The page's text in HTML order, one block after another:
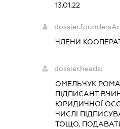
13.01.22
ЧЛЕНИ
dossier.heads:
ОМЕЛЬЧУК
ПІДПИСАНТ
ЮРИДИЧНОЇ
ЧИСЛІ
ТОЩО,